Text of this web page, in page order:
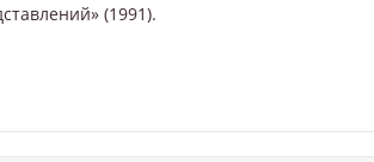
(1991).